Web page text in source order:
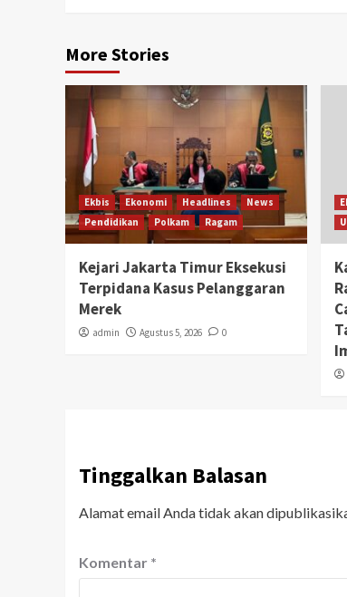
More Stories
Ekbis Ekonomi Headlines
News
Pendidikan
Polkam Ragam
Kejari Jakarta Timur Eksekusi
Terpidana Kasus Pelanggaran
Merek
admin Agustus 5, 2026 0
Tinggalkan Balasan
Alamat email Anda tidak akan
Komentar *